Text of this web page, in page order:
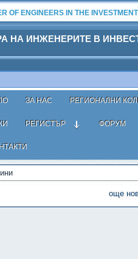
OF ENGINEERS IN THE
НА ИНЖЕНЕРИТЕ В
ЗА НАС РЕГИОНАЛНИ
РЕГИСТЪР ФОРУМ
още